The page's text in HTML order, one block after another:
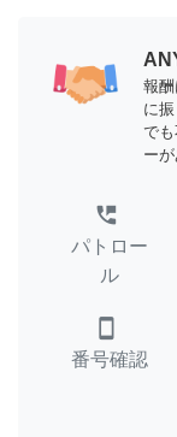
報
に
で
ー
perm_phone_msg
パトロー
ル
smartphone
番号確認